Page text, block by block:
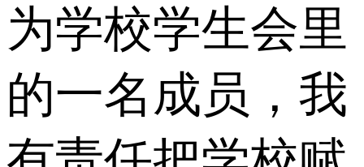
为学校学生会里
的一名成员，我